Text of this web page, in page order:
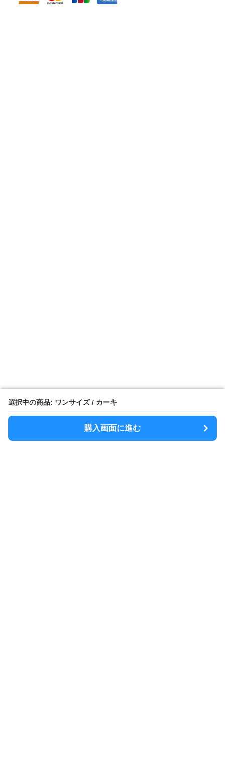
選択中の商品: ワンサイズ / カーキ
購入画面に進む
選択中の商品: ワンサイズ / カーキ
購入画面に進む